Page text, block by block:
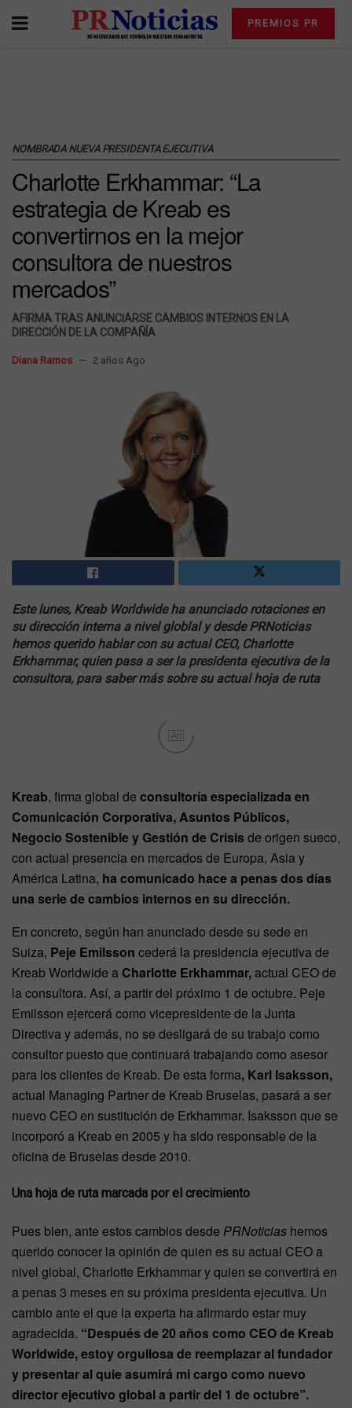
PREMIOS PR
NOMBRADA NUEVA PRESIDENTA EJECUTIVA
Charlotte Erkhammar: “La
estrategia de Kreab es
convertirnos en la mejor
consultora de nuestros
mercados”
AFIRMA TRAS ANUNCIARSE CAMBIOS INTERNOS EN LA
DIRECCIÓN DE LA COMPAÑÍA
Diana Ramos 2 años Ago
Este lunes, Kreab Worldwide ha anunciado rotaciones en
su dirección interna a nivel globlal y desde PRNoticias
hemos querido hablar con su actual CEO, Charlotte
Erkhammar, quien pasa a ser la presidenta ejecutiva de la
consultora, para saber más sobre su actual hoja de ruta
Ad
Kreab, firma global de consultoría especializada en
Comunicación Corporativa, Asuntos Públicos,
Negocio Sostenible y Gestión de Crisis de origen sueco,
con actual presencia en mercados de Europa, Asia y
América Latina, ha comunicado hace a penas dos días
una serie de cambios internos en su dirección.
En concreto, según han anunciado desde su sede en
Suiza, Peje Emilsson cederá la presidencia ejecutiva de
Kreab Worldwide a Charlotte Erkhammar,actual CEO de
la consultora. Así, a partir del próximo 1 de octubre. Peje
Emilsson ejercerá como vicepresidente de la Junta
Directiva y además, no se desligará de su trabajo como
consultor puesto que continuará trabajando como asesor
para los clientes de Kreab. De esta forma, Karl Isaksson,
actual Managing Partner de Kreab Bruselas, pasará a ser
nuevo CEO en sustitución de Erkhammar. Isaksson que se
incorporó a Kreab en 2005 y ha sido responsable de la
oficina de Bruselas desde 2010.
Una hoja de ruta marcada por el crecimiento
Pues bien, ante estos cambios desde PRNoticias hemos
querido conocer la opinión de quien es su actual CEO a
nivel global, Charlotte Erkhammar y quien se convertirá en
a penas 3 meses en su próxima presidenta ejecutiva. Un
cambio ante el que la experta ha afirmardo estar muy
agradecida. “Después de 20 años como CEO de Kreab
Worldwide, estoy orgullosa de reemplazar al fundador
y presentar al quie asumirá mi cargo como nuevo
director ejecutivo global a partir del 1 de octubre”.